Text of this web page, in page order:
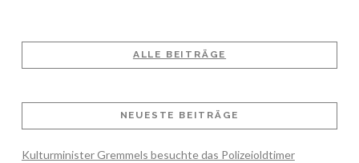
VIEW POST
ALLE BEITRÄGE
NEUESTE BEITRÄGE
Kulturminister Gremmels besuchte das Polizeioldtimer